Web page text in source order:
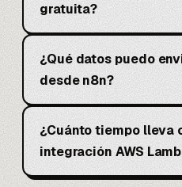
gratuita?
¿Qué datos puedo
desde n8n?
¿Cuánto tiempo lleva
integración AWS